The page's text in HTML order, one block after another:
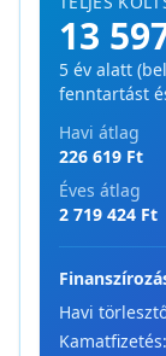
13
5 év alatt
fenntartást
Havi átlag
226 619 Ft
Éves átlag
2 719 424 Ft
Havi
Kamatfizetés: